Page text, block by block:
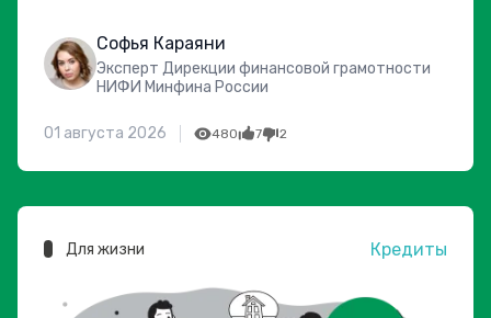
Софья Караяни
Эксперт Дирекции финансовой грамотности
НИФИ Минфина России
01 августа 2026 480 7 2
Для жизни Кредиты